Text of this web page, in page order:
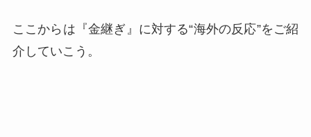
ここからは『金継ぎ』に対する“海外の反応”をご紹
介していこう。